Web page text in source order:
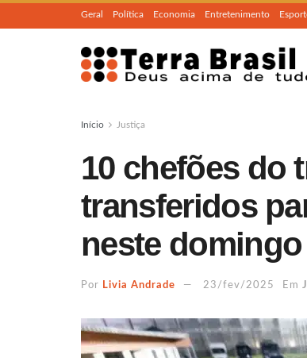
Geral Política Economia Entretenimento
Início Justiça
10 chefões do
transferidos
neste domingo
Por Livia Andrade 23/fev/2025 Em